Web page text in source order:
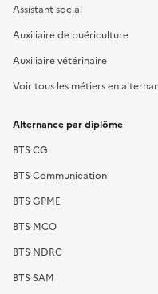
Assistant social
Auxiliaire de puériculture
Auxiliaire vétérinaire
Voir tous les métiers en
Alternance par diplôme
BTS CG
BTS Communication
BTS GPME
BTS MCO
BTS NDRC
BTS SAM